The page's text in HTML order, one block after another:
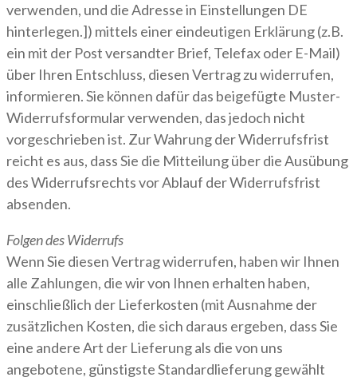
verwenden, und die Adresse in Einstellungen DE
hinterlegen.]) mittels einer eindeutigen Erklärung (z.B.
ein mit der Post versandter Brief, Telefax oder E-Mail)
über Ihren Entschluss, diesen Vertrag zu widerrufen,
informieren. Sie können dafür das beigefügte Muster-
Widerrufsformular verwenden, das jedoch nicht
vorgeschrieben ist. Zur Wahrung der Widerrufsfrist
reicht es aus, dass Sie die Mitteilung über die Ausübung
des Widerrufsrechts vor Ablauf der Widerrufsfrist
absenden.
Folgen des Widerrufs
Wenn Sie diesen Vertrag widerrufen, haben wir Ihnen
alle Zahlungen, die wir von Ihnen erhalten haben,
einschließlich der Lieferkosten (mit Ausnahme der
zusätzlichen Kosten, die sich daraus ergeben, dass Sie
eine andere Art der Lieferung als die von uns
angebotene, günstigste Standardlieferung gewählt